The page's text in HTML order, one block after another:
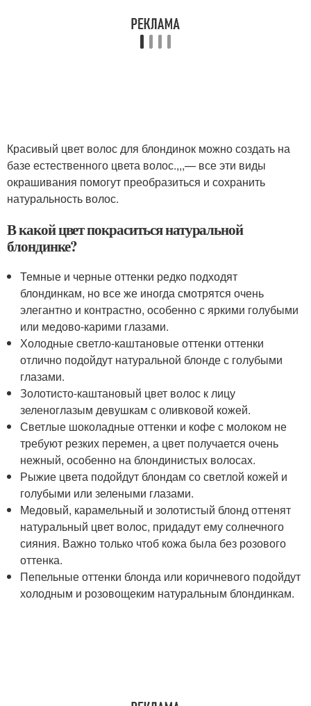
Красивый цвет волос для блондинок можно создать на
базе естественного цвета волос.,,,— все эти виды
окрашивания помогут преобразиться и сохранить
натуральность волос.
В какой цвет покраситься натуральной
блондинке?
Темные и черные оттенки редко подходят
блондинкам, но все же иногда смотрятся очень
элегантно и контрастно, особенно с яркими голубыми
или медово-карими глазами.
Холодные светло-каштановые оттенки оттенки
отлично подойдут натуральной блонде с голубыми
глазами.
Золотисто-каштановый цвет волос к лицу
зеленоглазым девушкам с оливковой кожей.
Светлые шоколадные оттенки и кофе с молоком не
требуют резких перемен, а цвет получается очень
нежный, особенно на блондинистых волосах.
Рыжие цвета подойдут блондам со светлой кожей и
голубыми или зелеными глазами.
Медовый, карамельный и золотистый блонд оттенят
натуральный цвет волос, придадут ему солнечного
сияния. Важно только чтоб кожа была без розового
оттенка.
Пепельные оттенки блонда или коричневого подойдут
холодным и розовощеким натуральным блондинкам.